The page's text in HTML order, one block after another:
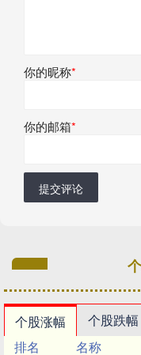
你的昵称*
你的邮箱*
提交评论
个股涨幅 个股跌幅
排名
名称